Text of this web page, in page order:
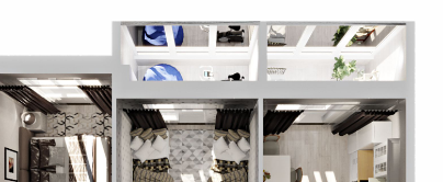
65.1 м²
Комнатность
Проект
Дом